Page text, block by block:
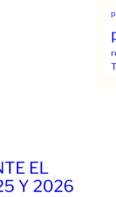
EL
Y 2026